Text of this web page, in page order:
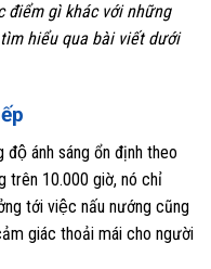
điểm gì khác với những
hiểu qua bài viết dưới
ánh sáng ổn định theo
trên 10.000 giờ, nó chỉ
tới việc nấu nướng cũng
giác thoải mái cho người